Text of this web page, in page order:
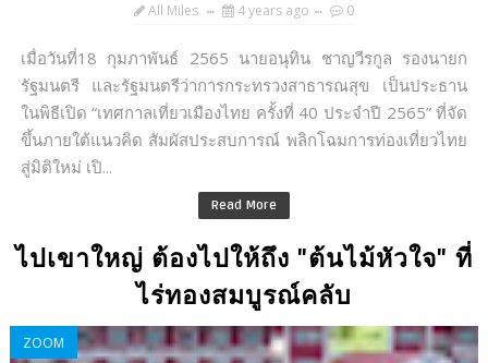
All Miles 4 years ago 0
เมื่อวันที่18 กุมภาพันธ์ 2565 นายอนุทิน ชาญวีรกูล รองนายก
รัฐมนตรี และรัฐมนตรีว่าการกระทรวงสาธารณสุข เป็นประธาน
ในพิธีเปิด “เทศกาลเที่ยวเมืองไทย ครั้งที่ 40 ประจำปี 2565” ที่จัด
ขึ้นภายใต้แนวคิด สัมผัสประสบการณ์ พลิกโฉมการท่องเที่ยวไทย
สู่มิติใหม่ เปิ...
Read More
ไปเขาใหญ่ ต้องไปให้ถึง "ต้นไม้หัวใจ" ที่
ไร่ทองสมบูรณ์คลับ
ZOOM